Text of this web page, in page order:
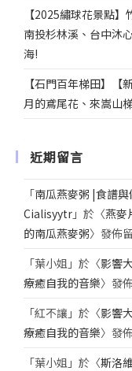
【2025繡球花景點
南投杉林溪、台中沐
海!
【石門百年梯田】
月的鳶尾花、來嵩山
近期留言
「南瓜燕麥粥 |食譜
Cialisyytr 」於〈燕麥
的南瓜燕麥粥〉發佈
「葉小姐 」於〈影響
療癒自我的音樂〉發
「紅不讓 」於〈影響
療癒自我的音樂〉發
「葉小姐 」於〈斯洛